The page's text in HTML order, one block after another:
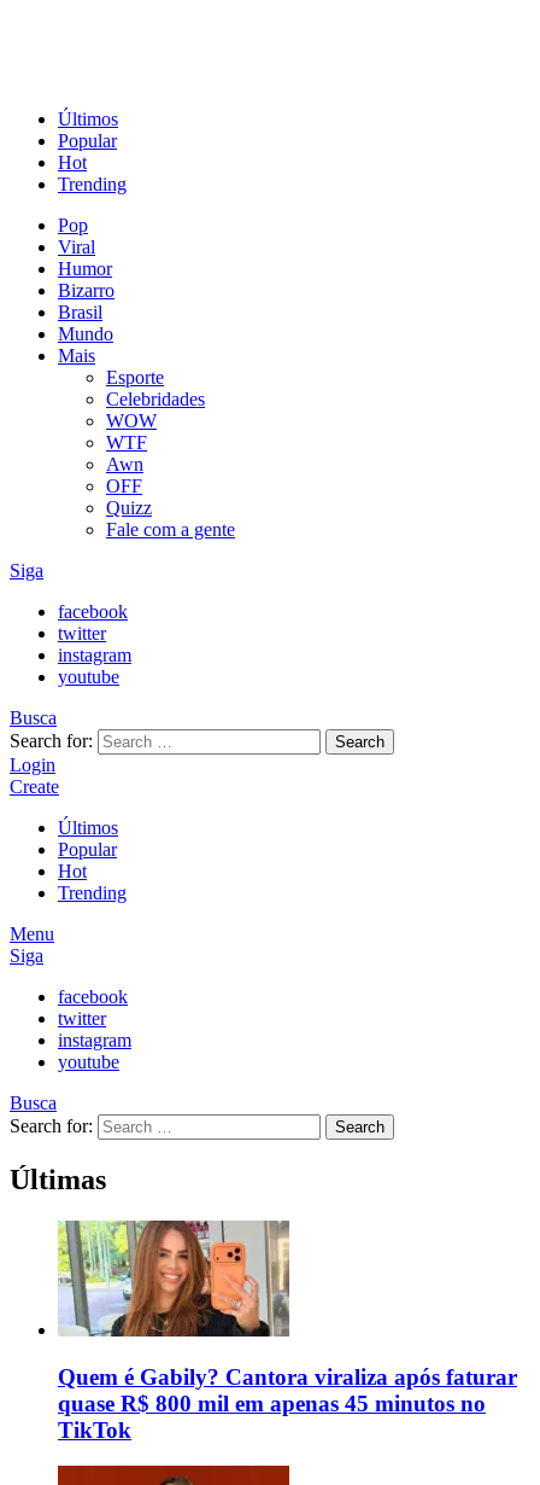
Últimos
Popular
Hot
Trending
Pop
Viral
Humor
Bizarro
Brasil
Mundo
Mais
Esporte
Celebridades
WOW
WTF
Awn
OFF
Quizz
Fale com a gente
Siga
facebook
twitter
instagram
youtube
Busca
Search for:
Search
Login
Create
Últimos
Popular
Hot
Trending
Menu
Siga
facebook
twitter
instagram
youtube
Busca
Search for:
Search
Últimas
Quem é Gabily? Cantora viraliza após faturar
quase R$ 800 mil em apenas 45 minutos no
TikTok